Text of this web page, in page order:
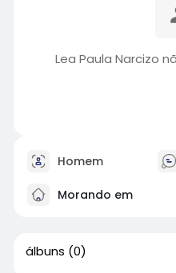
Lea Paula Narcizo
Homem
Morando em
álbuns (0)